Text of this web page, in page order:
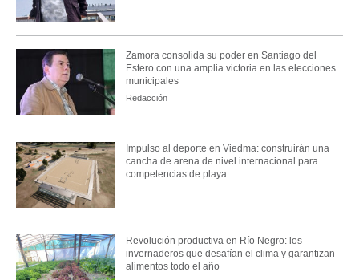
Zamora consolida su poder en Santiago del
Estero con una amplia victoria en las elecciones
municipales
Redacción
Impulso al deporte en Viedma: construirán una
cancha de arena de nivel internacional para
competencias de playa
Revolución productiva en Río Negro: los
invernaderos que desafían el clima y garantizan
alimentos todo el año